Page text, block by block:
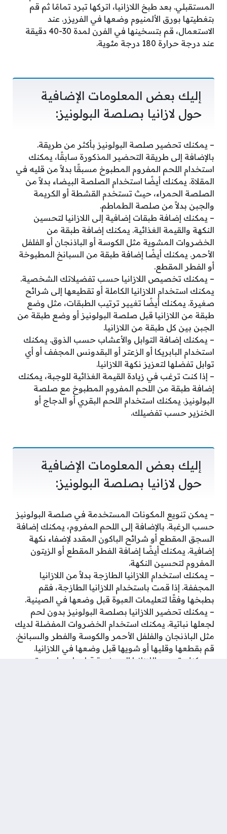
المستقبلي. بعد طبخ اللازانيا، اتركها تبرد تمامًا ثم قم
بتغطيتها بورق الألمنيوم وضعها في الفريزر. عند
الاستعمال، قم بتسخينها في الفرن لمدة 30-40 دقيقة
عند درجة حرارة 180 درجة مئوية.
إليك بعض المعلومات الإضافية
حول لازانيا بصلصة البولونيز:
– يمكنك تحضير صلصة البولونيز بأكثر من طريقة.
بالإضافة إلى طريقة التحضير المذكورة سابقًا، يمكنك
استخدام اللحم المفروم المطبوخ مسبقًا بدلاً من قليه في
المقلاة. يمكنك أيضًا استخدام الصلصة البيضاء بدلاً من
الصلصة الحمراء، حيث تستخدم القشطة أو الكريمة
والجبن بدلاً من صلصة الطماطم.
– يمكنك إضافة طبقات إضافية إلى اللازانيا لتحسين
النكهة والقيمة الغذائية. يمكنك إضافة طبقة من
الخضروات المشوية مثل الكوسة أو الباذنجان أو الفلفل
الأحمر. يمكنك أيضًا إضافة طبقة من السبانخ المطبوخة
أو الفطر المقطع.
– يمكنك تخصيص اللازانيا حسب تفضيلاتك الشخصية.
يمكنك استخدام اللازانيا الكاملة أو تقطيعها إلى شرائح
صغيرة. يمكنك أيضًا تغيير ترتيب الطبقات، مثل وضع
طبقة من اللازانيا قبل صلصة البولونيز أو وضع طبقة من
الجبن بين كل طبقة من اللازانيا.
– يمكنك إضافة التوابل والأعشاب حسب الذوق. يمكنك
استخدام البابريكا أو الزعتر أو البقدونس المجفف أو أي
توابل تفضلها لتعزيز نكهة اللازانيا.
– إذا كنت ترغب في زيادة القيمة الغذائية للوجبة، يمكنك
إضافة طبقة من اللحم المفروم المطبوخ مع صلصة
البولونيز. يمكنك استخدام اللحم البقري أو الدجاج أو
الخنزير حسب تفضيلك.
إليك بعض المعلومات الإضافية
حول لازانيا بصلصة البولونيز:
– يمكن تنويع المكونات المستخدمة في صلصة البولونيز
حسب الرغبة. بالإضافة إلى اللحم المفروم، يمكنك إضافة
السجق المقطع أو شرائح الباكون المقدد لإضفاء نكهة
إضافية. يمكنك أيضًا إضافة الفطر المقطع أو الزيتون
المفروم لتحسين النكهة.
– يمكنك استخدام اللازانيا الطازجة بدلاً من اللازانيا
المجففة. إذا قمت باستخدام اللازانيا الطازجة، فقم
بطبخها وفقًا لتعليمات العبوة قبل وضعها في الصينية.
– يمكنك تحضير اللازانيا بصلصة البولونيز بدون لحم
لجعلها نباتية. يمكنك استخدام الخضروات المفضلة لديك
مثل الباذنجان والفلفل الأحمر والكوسة والفطر والسبانخ.
قم بقطعها وقليها أو شويها قبل وضعها في اللازانيا.
– يمكنك تجميد اللازانيا المحضرة قبل طهيها. بعد تجميع